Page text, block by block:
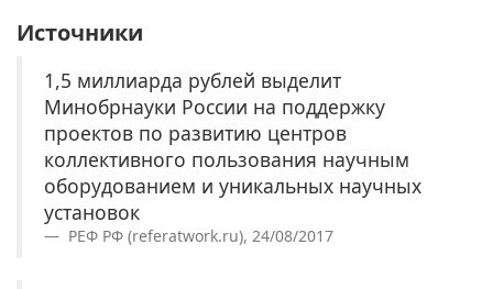
Источники
1,5 миллиарда рублей выделит
Минобрнауки России на поддержку
проектов по развитию центров
коллективного пользования научным
оборудованием и уникальных научных
установок
РЕФ РФ (referatwork.ru), 24/08/2017